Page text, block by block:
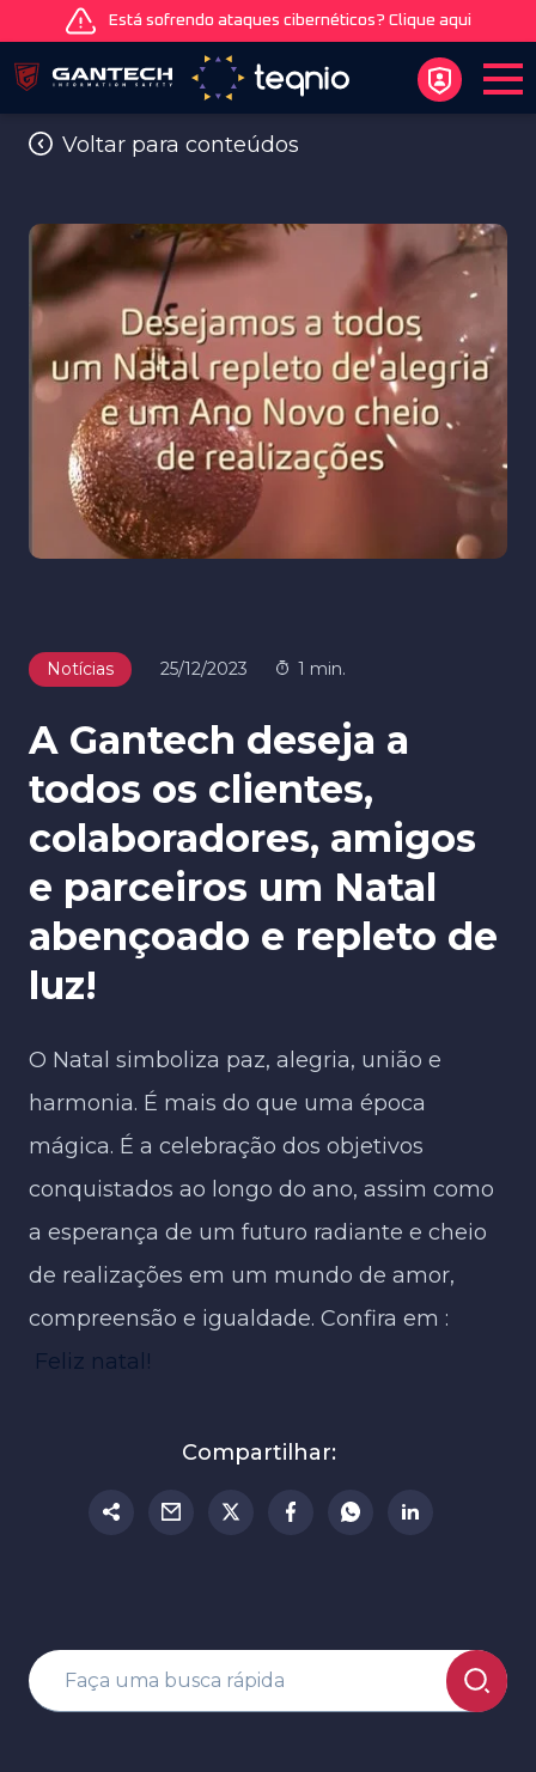
Está sofrendo ataques cibernéticos? Clique aqui
Voltar para conteúdos
Notícias 25/12/2023 1 min.
A Gantech deseja a
todos os clientes,
colaboradores, amigos
e parceiros um Natal
abençoado e repleto de
luz!
O Natal simboliza paz, alegria, união e
harmonia. É mais do que uma época
mágica. É a celebração dos objetivos
conquistados ao longo do ano, assim como
a esperança de um futuro radiante e cheio
de realizações em um mundo de amor,
compreensão e igualdade. Confira em :
Feliz natal!
Compartilhar: